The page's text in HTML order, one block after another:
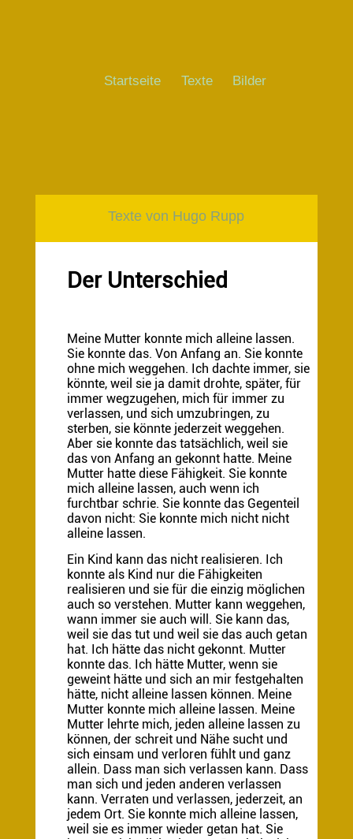
Startseite Texte Bilder
Texte von Hugo Rupp
Der Unterschied
Meine Mutter konnte mich alleine lassen.
Sie konnte das. Von Anfang an. Sie konnte
ohne mich weggehen. Ich dachte immer, sie
könnte, weil sie ja damit drohte, später, für
immer wegzugehen, mich für immer zu
verlassen, und sich umzubringen, zu
sterben, sie könnte jederzeit weggehen.
Aber sie konnte das tatsächlich, weil sie
das von Anfang an gekonnt hatte. Meine
Mutter hatte diese Fähigkeit. Sie konnte
mich alleine lassen, auch wenn ich
furchtbar schrie. Sie konnte das Gegenteil
davon nicht: Sie konnte mich nicht nicht
alleine lassen.
Ein Kind kann das nicht realisieren. Ich
konnte als Kind nur die Fähigkeiten
realisieren und sie für die einzig möglichen
auch so verstehen. Mutter kann weggehen,
wann immer sie auch will. Sie kann das,
weil sie das tut und weil sie das auch getan
hat. Ich hätte das nicht gekonnt. Mutter
konnte das. Ich hätte Mutter, wenn sie
geweint hätte und sich an mir festgehalten
hätte, nicht alleine lassen können. Meine
Mutter konnte mich alleine lassen. Meine
Mutter lehrte mich, jeden alleine lassen zu
können, der schreit und Nähe sucht und
sich einsam und verloren fühlt und ganz
allein. Dass man sich verlassen kann. Dass
man sich und jeden anderen verlassen
kann. Verraten und verlassen, jederzeit, an
jedem Ort. Sie konnte mich alleine lassen,
weil sie es immer wieder getan hat. Sie